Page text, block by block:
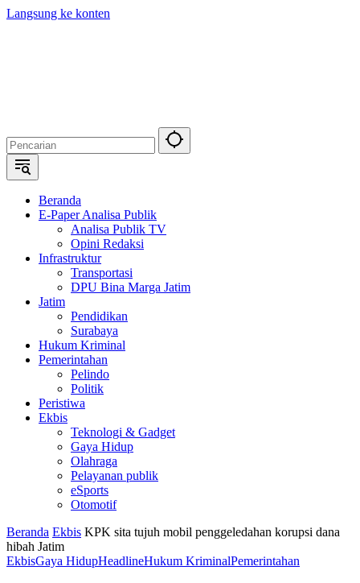
Langsung ke konten
Beranda
E-Paper Analisa Publik
Analisa Publik TV
Opini Redaksi
Infrastruktur
Transportasi
DPU Bina Marga Jatim
Jatim
Pendidikan
Surabaya
Hukum Kriminal
Pemerintahan
Pelindo
Politik
Peristiwa
Ekbis
Teknologi & Gadget
Gaya Hidup
Olahraga
Pelayanan publik
eSports
Otomotif
Beranda Ekbis KPK sita tujuh mobil penggeledahan korupsi dana
hibah Jatim
EkbisGaya HidupHeadlineHukum KriminalPemerintahan